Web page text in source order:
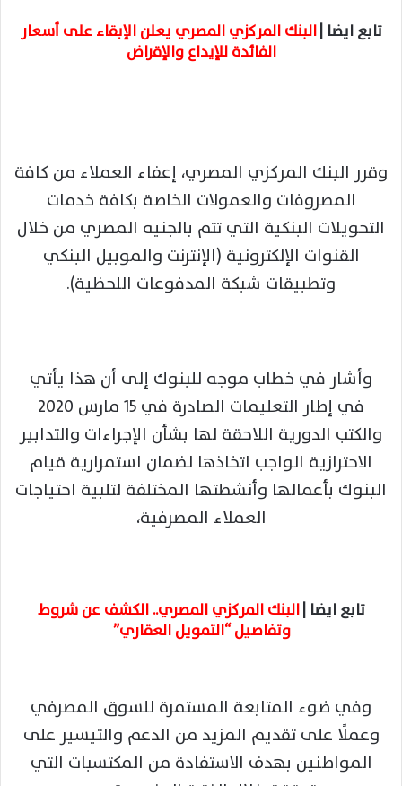
تابع ايضا |البنك المركزي المصري يعلن الإبقاء على أسعار
الفائدة للإيداع والإقراض
وقرر البنك المركزي المصري، إعفاء العملاء من كافة
المصروفات والعمولات الخاصة بكافة خدمات
التحويلات البنكية التي تتم بالجنيه المصري من خلال
القنوات الإلكترونية (الإنترنت والموبيل البنكي
وتطبيقات شبكة المدفوعات اللحظية).
وأشار في خطاب موجه للبنوك إلى أن هذا يأتي
في إطار التعليمات الصادرة في 15 مارس 2020
والكتب الدورية اللاحقة لها بشأن الإجراءات والتدابير
الاحترازية الواجب اتخاذها لضمان استمرارية قيام
البنوك بأعمالها وأنشطتها المختلفة لتلبية احتياجات
العملاء المصرفية،
تابع ايضا |البنك المركزي المصري.. الكشف عن شروط
وتفاصيل “التمويل العقاري”
وفي ضوء المتابعة المستمرة للسوق المصرفي
وعملًا على تقديم المزيد من الدعم والتيسير على
المواطنين بهدف الاستفادة من المكتسبات التي